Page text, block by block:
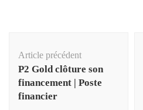
d'article
Article précédent
P2 Gold clôture son
financement | Poste
financier